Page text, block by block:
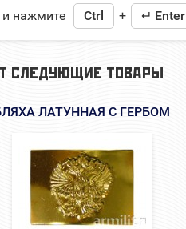
нажмите
Ctrl + ↵ Enter
СЛЕДУЮЩИЕ ТОВАРЫ
ЛАТУННАЯ С ГЕРБОМ